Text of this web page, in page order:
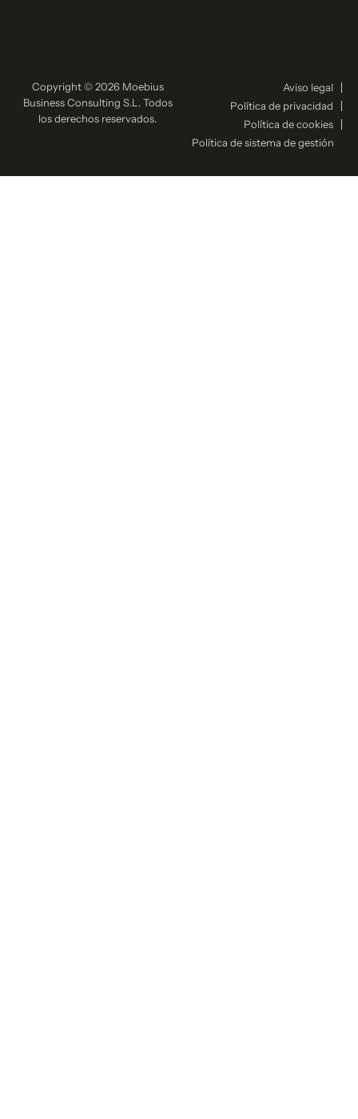
Copyright © 2026 Moebius
Business Consulting S.L. Todos
los derechos reservados.
Aviso legal
Política de privacidad
Política de cookies
Política de sistema de gestión